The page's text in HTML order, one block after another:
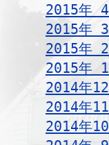
2015年 4
2015年 3
2015年 2
2015年 1
2014年
2014年
2014年